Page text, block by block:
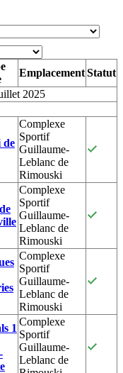
EmplacementStatut
2025
de
Complexe
Sportif
Guillaume-
Leblanc de
Rimouski
Complexe
Sportif
Guillaume-
Leblanc de
Rimouski
Complexe
Sportif
Guillaume-
Leblanc de
Rimouski
1
Complexe
Sportif
Guillaume-
Leblanc de